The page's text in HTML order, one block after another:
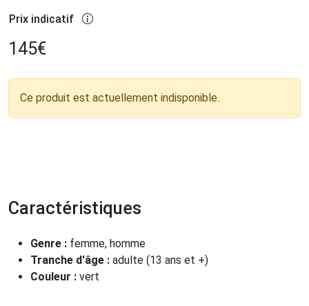
Prix indicatif
145€
Ce produit est actuellement indisponible.
Caractéristiques
Genre : femme, homme
Tranche d'âge : adulte (13 ans et +)
Couleur : vert